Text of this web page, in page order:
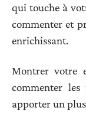
qui touche à
commenter et
enrichissant.
Montrer votre
commenter
apporter un